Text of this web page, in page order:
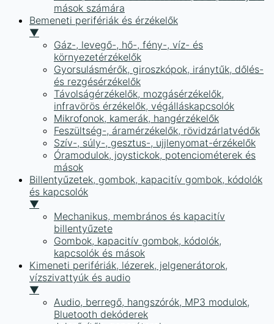
mások számára
Bemeneti perifériák és érzékelők
▼
Gáz-, levegő-, hő-, fény-, víz- és
környezetérzékelők
Gyorsulásmérők, giroszkópok, iránytűk, dőlés-
és rezgésérzékelők
Távolságérzékelők, mozgásérzékelők,
infravörös érzékelők, végálláskapcsolók
Mikrofonok, kamerák, hangérzékelők
Feszültség-, áramérzékelők, rövidzárlatvédők
Szív-, súly-, gesztus-, ujjlenyomat-érzékelők
Óramodulok, joystickok, potenciométerek és
mások
Billentyűzetek, gombok, kapacitív gombok, kódolók
és kapcsolók
▼
Mechanikus, membrános és kapacitív
billentyűzete
Gombok, kapacitív gombok, kódolók,
kapcsolók és mások
Kimeneti perifériák, lézerek, jelgenerátorok,
vízszivattyúk és audio
▼
Audio, berregő, hangszórók, MP3 modulok,
Bluetooth dekóderek